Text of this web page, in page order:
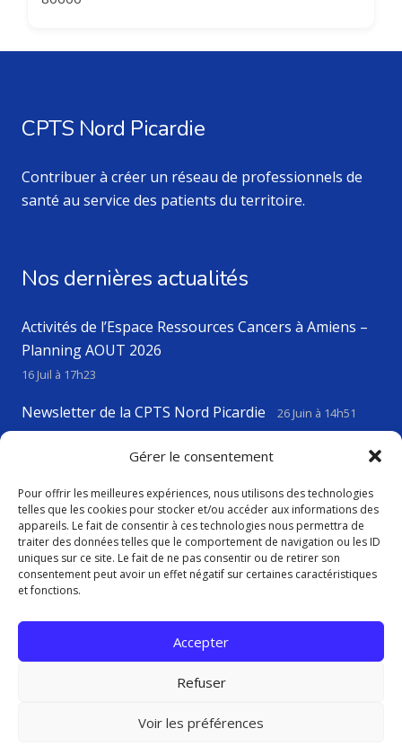
Gérer le consentement
Pour offrir les meilleures expériences, nous utilisons des technologies
telles que les cookies pour stocker et/ou accéder aux informations des
appareils. Le fait de consentir à ces technologies nous permettra de
traiter des données telles que le comportement de navigation ou les ID
uniques sur ce site. Le fait de ne pas consentir ou de retirer son
consentement peut avoir un effet négatif sur certaines caractéristiques
et fonctions.
Accepter
Refuser
Voir les préférences
CPTS Nord Picardie
Contribuer à créer un réseau de professionnels de
santé au service des patients du territoire.
Nos dernières actualités
Activités de l’Espace Ressources Cancers à Amiens –
Planning AOUT 2026
16 Juil à 17h23
Newsletter de la CPTS Nord Picardie 26 Juin à 14h51
VIGILANCE CANICULE 23 Juin à 17h43
Contact
contact@cptsnordpicardie.fr